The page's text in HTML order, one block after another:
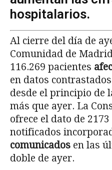
hospitalarios.
Al cierre del día de
Comunidad de
116.269 pacientes
en datos
desde el principio de
más que ayer. La
ofrece el dato de
notificados
comunicados en las
doble de ayer.